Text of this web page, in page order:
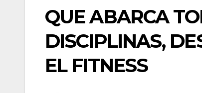
QUE ABARCA
DISCIPLINAS,
EL FITNESS